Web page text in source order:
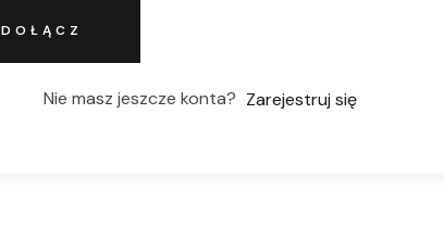
DOŁĄCZ
Nie masz jeszcze konta? Zarejestruj się